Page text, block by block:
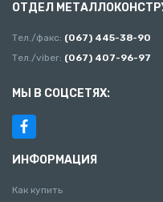
ОТДЕЛ
Тел./факс: (067) 445-38-90
Тел./viber: (067) 407-96-97
МЫ В СОЦСЕТЯХ:
ИНФОРМАЦИЯ
Как купить